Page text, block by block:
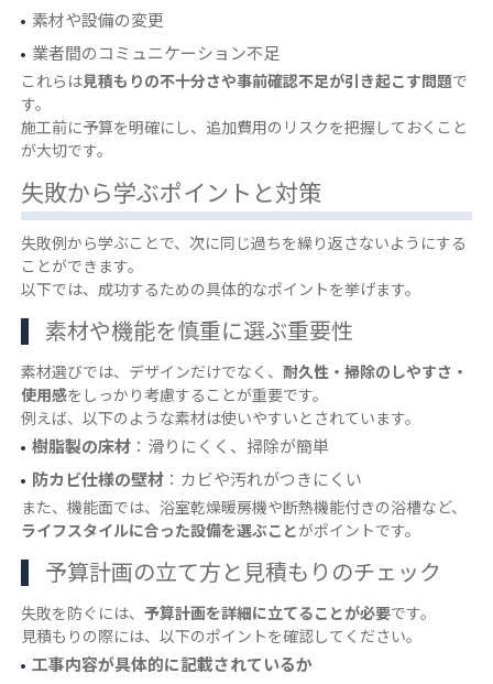
素材や設備の変更
業者間のコミュニケーション不足
これらは見積もりの不十分さや事前確認不足が引き起こす問題で
す。
施工前に予算を明確にし、追加費用のリスクを把握しておくこと
が大切です。
失敗から学ぶポイントと対策
失敗例から学ぶことで、次に同じ過ちを繰り返さないようにする
ことができます。
以下では、成功するための具体的なポイントを挙げます。
素材や機能を慎重に選ぶ重要性
素材選びでは、デザインだけでなく、 耐久性・掃除のしやすさ・
使用感をしっかり考慮することが重要です。
例えば、以下のような素材は使いやすいとされています。
樹脂製の床材：滑りにくく、掃除が簡単
防カビ仕様の壁材：カビや汚れがつきにくい
また、機能面では、浴室乾燥暖房機や断熱機能付きの浴槽など、
ライフスタイルに合った設備を選ぶことがポイントです。
予算計画の立て方と見積もりのチェック
失敗を防ぐには、 予算計画を詳細に立てることが必要です。
見積もりの際には、以下のポイントを確認してください。
工事内容が具体的に記載されているか